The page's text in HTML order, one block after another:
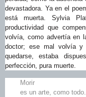
devastadora. Ya en el
está muerta. Sylvia
productividad que
volvía, como advertía en
doctor; ese mal volvía y
quedarse, estaba
perfección, pura muerte.
Morir
es un arte, como todo.